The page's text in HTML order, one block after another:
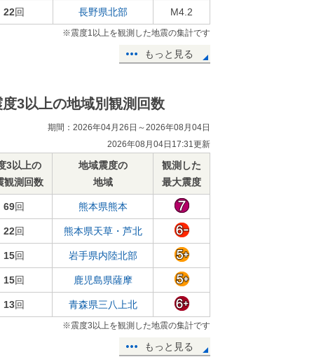
22回 長野県北部 M4.2
※震度1以上を観測した地震の集計です
もっと見る
度3以上の地域別観測回数
期間：2026年04月26日～2026年08月04日
2026年08月04日17:31更新
3以上の
観測回数
地域震度の
地域
観測した
最大震度
69回 熊本県熊本
22回 熊本県天草・芦北
15回 岩手県内陸北部
15回 鹿児島県薩摩
13回 青森県三八上北
※震度3以上を観測した地震の集計です
もっと見る